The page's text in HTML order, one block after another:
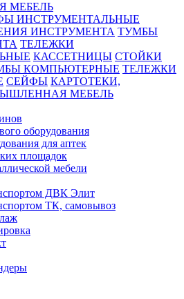
МЕБЕЛЬ
ИНСТРУМЕНТАЛЬНЫЕ
ИНСТРУМЕНТА ТУМБЫ
ТЕЛЕЖКИ
КАССЕТНИЦЫ СТОЙКИ
КОМПЬЮТЕРНЫЕ ТЕЛЕЖКИ
СЕЙФЫ КАРТОТЕКИ,
МЕБЕЛЬ
оборудования
для аптек
площадок
мебели
ДВК Элит
ТК, самовывоз